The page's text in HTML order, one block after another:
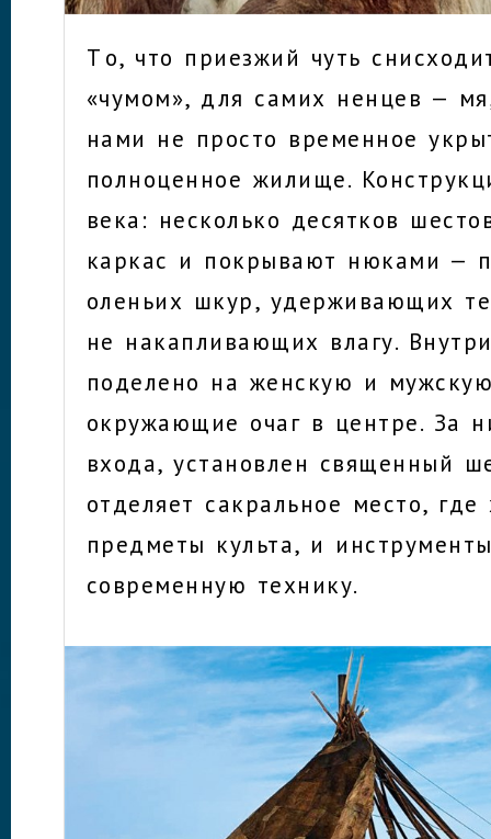
Т о, что приезжий чуть
«чумом», для самих ненцев —
нами не просто временное
полноценное жилище.
века: несколько десятков
каркас и покрывают нюками —
оленьих шкур, удерживающих
не накапливающих влагу.
поделено на женскую и
окружающие очаг в центре. За
входа, установлен священный
отделяет сакральное место,
предметы культа, и
современную технику.